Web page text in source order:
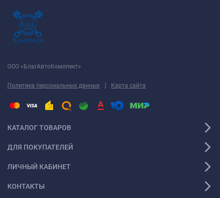
ООО «БлагАвтоКомлпект»
Политика персональных данных | Карта сайта
КАТАЛОГ ТОВАРОВ
ДЛЯ ПОКУПАТЕЛЕЙ
ЛИЧНЫЙ КАБИНЕТ
КОНТАКТЫ